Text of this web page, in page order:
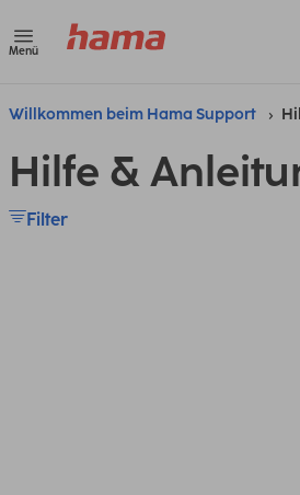
Menü
Willkommen beim Hama Support
Hilfe &
Filter